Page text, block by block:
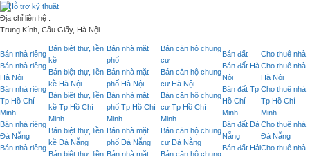
Hỗ trợ kỹ thuật
Địa chỉ liên hệ :
Trung Kính, Cầu Giấy, Hà Nội
Bán nhà riêng
Bán nhà riêng
Hà Nội
Bán nhà riêng
Tp Hồ Chí
Minh
Bán nhà riêng
Đà Nẵng
Bán nhà riêng
Bán biệt thự, liền
kề
Bán biệt thự, liền
kề Hà Nội
Bán biệt thự, liền
kề Tp Hồ Chí
Minh
Bán biệt thự, liền
kề Đà Nẵng
Bán biệt thự, liền
Bán nhà mặt
phố
Bán nhà mặt
phố Hà Nội
Bán nhà mặt
phố Tp Hồ Chí
Minh
Bán nhà mặt
phố Đà Nẵng
Bán nhà mặt
Bán căn hộ chung
cư
Bán căn hộ chung
cư Hà Nội
Bán căn hộ chung
cư Tp Hồ Chí
Minh
Bán căn hộ chung
cư Đà Nẵng
Bán căn hộ chung
Bán đất
Bán đất Hà
Nội
Bán đất Tp
Hồ Chí
Minh
Bán đất Đà
Nẵng
Bán đất Hải
Cho thuê nhà
Cho thuê nhà
Hà Nội
Cho thuê nhà
Tp Hồ Chí
Minh
Cho thuê nhà
Đà Nẵng
Cho thuê nhà